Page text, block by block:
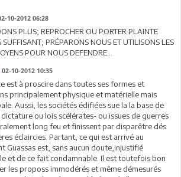
10-2012 06:28
PLUS; REPROCHER OU PORTER PLAINTE
SUFFISANT; PRÉPARONS NOUS ET UTILISONS LES
POUR NOUS DEFENDRE...
02-10-2012 10:35
est à proscire dans toutes ses formes et
principalement physique et matérielle mais
Aussi, les sociétés édifiées sue la la base de
ou lois scélérates- ou issues de guerres
long feu et finissent par disparêtre dés
éclaircies. Partant, ce qui est arrivé au
Guassas est, sans aucun doute,injustifié
et de ce fait condamnable. Il est toutefois bon
les proposs immodérés et même démesurés